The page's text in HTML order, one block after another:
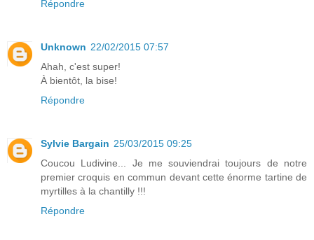
Répondre
Unknown 22/02/2015 07:57
Ahah, c'est super!
À bientôt, la bise!
Répondre
Sylvie Bargain 25/03/2015 09:25
Coucou Ludivine... Je me souviendrai toujours de notre
premier croquis en commun devant cette énorme tartine de
myrtilles à la chantilly !!!
Répondre